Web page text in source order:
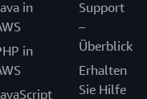
in
in
Support
–
Überblick
Erhalten
Sie Hilfe